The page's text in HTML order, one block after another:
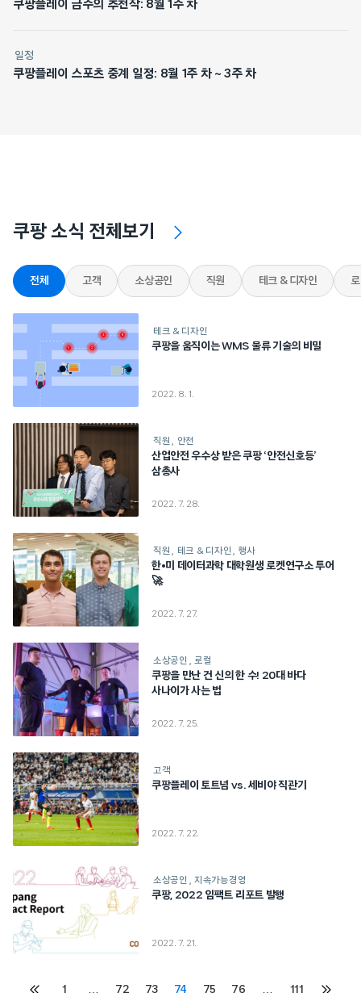
쿠팡플레이 금주의 추천작: 8월 1주 차
일정
쿠팡플레이 스포츠 중계 일정: 8월 1주 차 ~ 3주 차
쿠팡 소식 전체보기
전체 고객 소상공인 직원 테크 & 디자인
테크 & 디자인
쿠팡을 움직이는 WMS 물류 기술의 비밀
2022. 8. 1.
직원 안전
산업안전 우수상 받은 쿠팡 ‘안전신호등’
삼총사
2022. 7. 28.
직원 테크 & 디자인 행사
한•미 데이터과학 대학원생 로켓연구소 투어
🚀
2022. 7. 27.
소상공인 로컬
쿠팡을 만난 건 신의 한 수! 20대 바다
사나이가 사는 법
2022. 7. 25.
고객
쿠팡플레이 토트넘 vs. 세비야 직관기
2022. 7. 22.
소상공인 지속가능경영
쿠팡, 2022 임팩트 리포트 발행
2022. 7. 21.
1 … 72 73 74 75 76 … 111